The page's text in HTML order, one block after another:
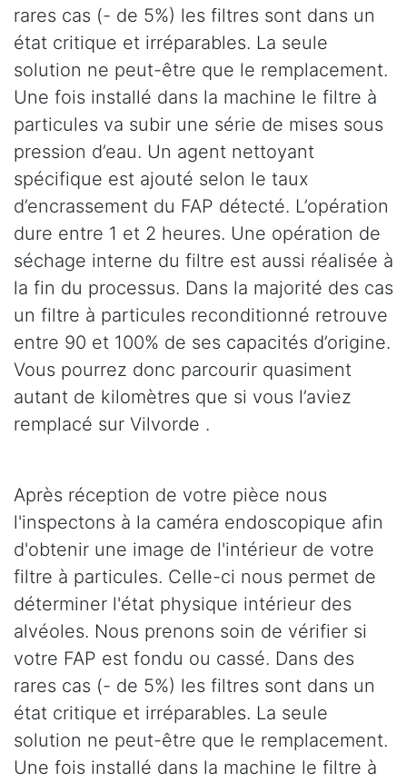
rares cas (- de 5%) les filtres sont dans un
état critique et irréparables. La seule
solution ne peut-être que le remplacement.
Une fois installé dans la machine le filtre à
particules va subir une série de mises sous
pression d’eau. Un agent nettoyant
spécifique est ajouté selon le taux
d’encrassement du FAP détecté. L’opération
dure entre 1 et 2 heures. Une opération de
séchage interne du filtre est aussi réalisée à
la fin du processus. Dans la majorité des cas
un filtre à particules reconditionné retrouve
entre 90 et 100% de ses capacités d’origine.
Vous pourrez donc parcourir quasiment
autant de kilomètres que si vous l’aviez
remplacé sur Vilvorde .
Après réception de votre pièce nous
l'inspectons à la caméra endoscopique afin
d'obtenir une image de l'intérieur de votre
filtre à particules. Celle-ci nous permet de
déterminer l'état physique intérieur des
alvéoles. Nous prenons soin de vérifier si
votre FAP est fondu ou cassé. Dans des
rares cas (- de 5%) les filtres sont dans un
état critique et irréparables. La seule
solution ne peut-être que le remplacement.
Une fois installé dans la machine le filtre à